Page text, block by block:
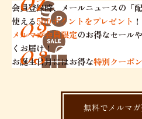
会員登録時、メールニュースの「
使える500ポイントをプレゼント ！
メルマガ会員限定のお得なセール
くお届け！
お誕生日月にはお得な特別クーポ
無料でメルマ